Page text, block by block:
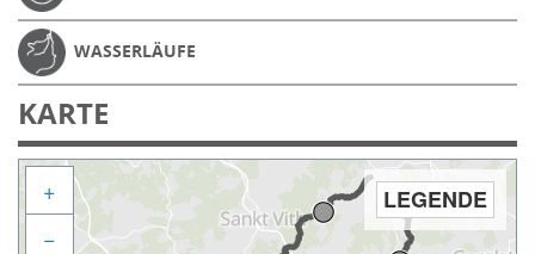
WASSERLÄUFE
KARTE
LEGENDE
+
−